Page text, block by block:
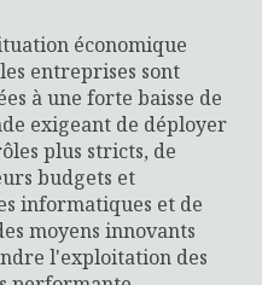
économique
entreprises sont
à une forte baisse de
exigeant de déployer
plus stricts, de
budgets et
informatiques et de
moyens innovants
l'exploitation des